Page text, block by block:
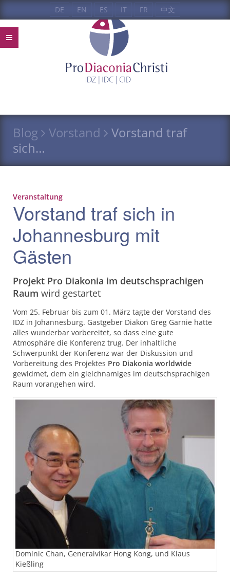
DE EN ES IT FR 中文
Blog Vorstand
Vorstand traf
sich…
Veranstaltung
Vorstand traf sich in
Johannesburg mit
Gästen
Projekt Pro Diakonia im deutschsprachigen
Raum wird gestartet
Vom 25. Februar bis zum 01. März tagte der Vorstand des
IDZ in Johannesburg. Gastgeber Diakon Greg Garnie hatte
alles wunderbar vorbereitet, so dass eine gute
Atmosphäre die Konferenz trug. Der inhaltliche
Schwerpunkt der Konferenz war der Diskussion und
Vorbereitung des Projektes Pro Diakonia worldwide
gewidmet, dem ein gleichnamiges im deutschsprachigen
Raum vorangehen wird.
Dominic Chan, Generalvikar Hong Kong, und Klaus
Kießling